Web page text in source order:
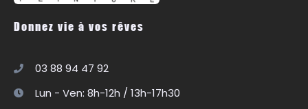
Donnez vie à vos rêves
03 88 94 47 92
Lun - Ven: 8h-12h / 13h-17h30